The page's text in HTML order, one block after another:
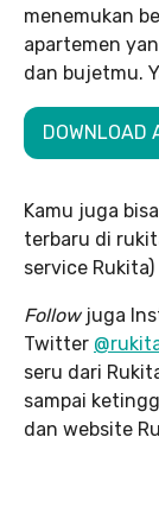
menemukan
apartemen
dan bujetmu.
DOWNLOAD
Kamu juga
terbaru di
service
Follow juga
Twitter
seru dari
sampai
dan website